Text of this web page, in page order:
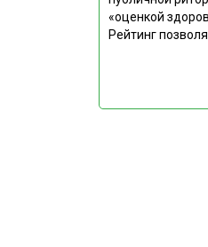
«оценкой
Рейтинг